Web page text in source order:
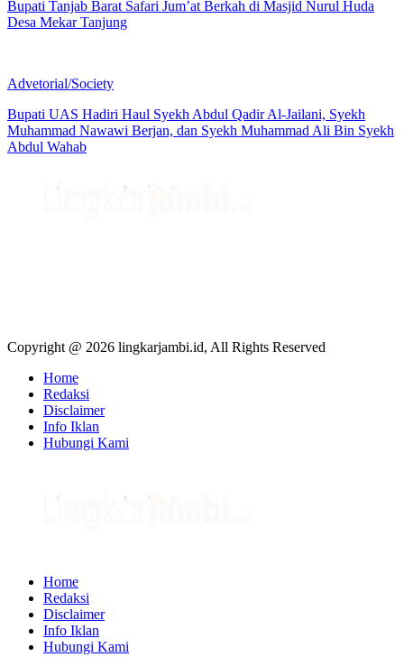
Bupati Tanjab Barat Safari Jum’at Berkah di Masjid Nurul Huda
Desa Mekar Tanjung
Advetorial/Society
Bupati UAS Hadiri Haul Syekh Abdul Qadir Al-Jailani, Syekh
Muhammad Nawawi Berjan, dan Syekh Muhammad Ali Bin Syekh
Abdul Wahab
Copyright @ 2026 lingkarjambi.id, All Rights Reserved
Home
Redaksi
Disclaimer
Info Iklan
Hubungi Kami
Home
Redaksi
Disclaimer
Info Iklan
Hubungi Kami